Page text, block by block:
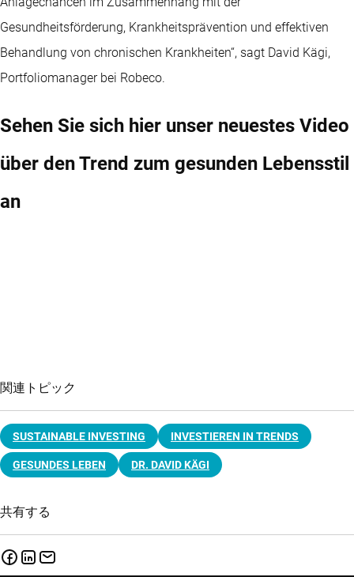
Gesundheitsförderung, Krankheitsprävention und effektiven
Behandlung von chronischen Krankheiten“, sagt David Kägi,
Portfoliomanager bei Robeco.
Sehen Sie sich hier unser neuestes Video
über den Trend zum gesunden Lebensstil
an
関連トピック
SUSTAINABLE INVESTING INVESTIEREN IN TRENDS
GESUNDES LEBEN DR. DAVID KÄGI
共有する